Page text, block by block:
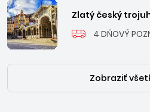
Zlatý český
4 DŇOVÝ
Zobraziť